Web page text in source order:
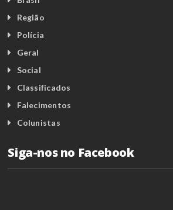
Região
Polícia
Geral
Social
Classificados
Falecimentos
Colunistas
Siga-nos no Facebook